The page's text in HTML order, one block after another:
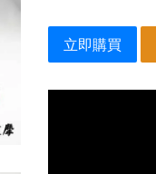
立即購買